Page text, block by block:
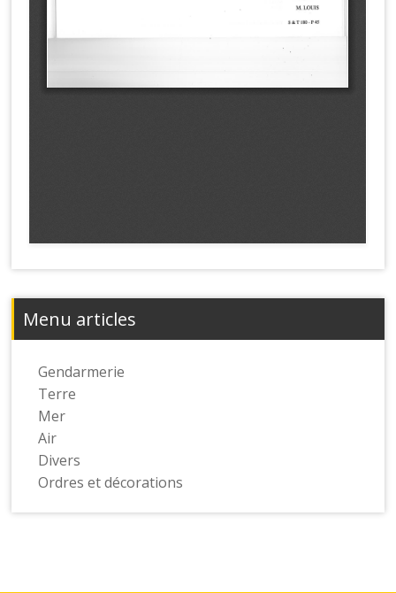
Menu articles
Gendarmerie
Terre
Mer
Air
Divers
Ordres et décorations